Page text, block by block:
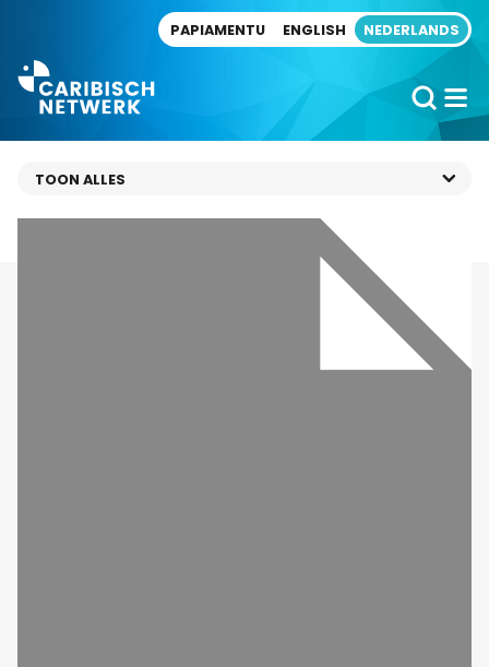
PAPIAMENTU ENGLISH NEDERLANDS